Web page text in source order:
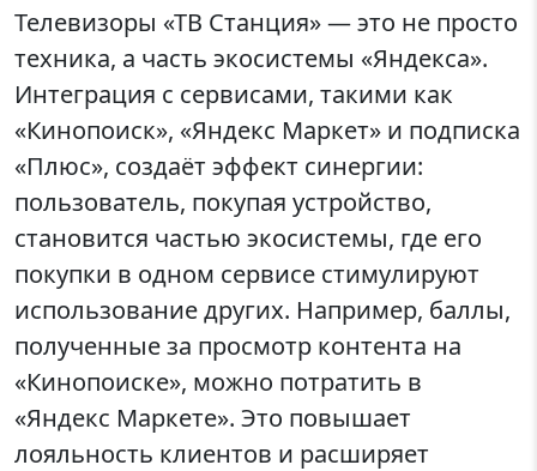
Телевизоры «ТВ Станция» — это не просто
техника, а часть экосистемы «Яндекса».
Интеграция с сервисами, такими как
«Кинопоиск», «Яндекс Маркет» и подписка
«Плюс», создаёт эффект синергии:
пользователь, покупая устройство,
становится частью экосистемы, где его
покупки в одном сервисе стимулируют
использование других. Например, баллы,
полученные за просмотр контента на
«Кинопоиске», можно потратить в
«Яндекс Маркете». Это повышает
лояльность клиентов и расширяет